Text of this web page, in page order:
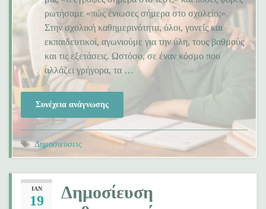
ρωτήσαμε «πώς ένιωσες σήμερα στο σχολείο;».
Στην σχολική καθημερινότητα, όλοι, γονείς και
εκπαιδευτικοί, αγωνιούμε για την ύλη, τους βαθμούς
και τις εξετάσεις. Ωστόσο, σε έναν κόσμο που
αλλάζει γρήγορα, τα …
Συνέχεια ανάγνωσης
Δημοσιεύσεις
ΙΑΝ
19
Δημοσίευση